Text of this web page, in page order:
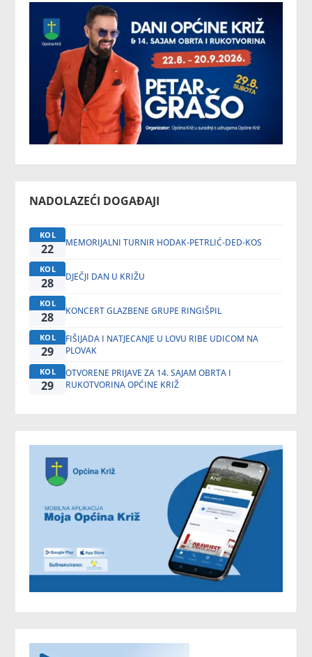
NADOLAZEĆI DOGAĐAJI
KOL
22 MEMORIJALNI TURNIR HODAK-PETRLIĆ-DED-KOS
KOL
28 DJEČJI DAN U KRIŽU
KOL
28 KONCERT GLAZBENE GRUPE RINGIŠPIL
KOL
29
FIŠIJADA I NATJECANJE U LOVU RIBE UDICOM NA
PLOVAK
KOL
29
OTVORENE PRIJAVE ZA 14. SAJAM OBRTA I
RUKOTVORINA OPĆINE KRIŽ